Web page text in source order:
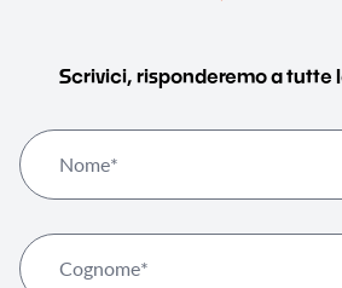
Scrivici, risponderemo a tutte